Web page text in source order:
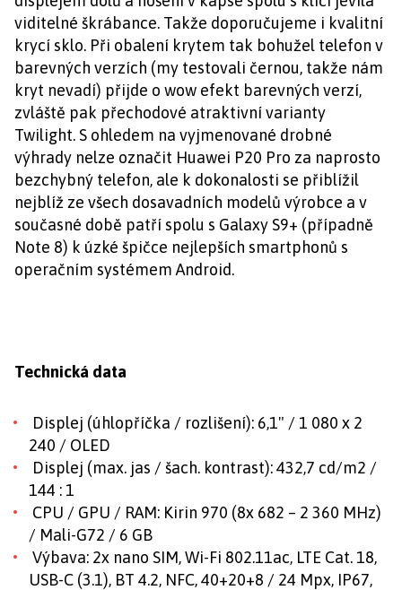
viditelné škrábance. Takže doporučujeme i kvalitní
krycí sklo. Při obalení krytem tak bohužel telefon v
barevných verzích (my testovali černou, takže nám
kryt nevadí) přijde o wow efekt barevných verzí,
zvláště pak přechodové atraktivní varianty
Twilight. S ohledem na vyjmenované drobné
výhrady nelze označit Huawei P20 Pro za naprosto
bezchybný telefon, ale k dokonalosti se přiblížil
nejblíž ze všech dosavadních modelů výrobce a v
současné době patří spolu s Galaxy S9+ (případně
Note 8) k úzké špičce nejlepších smartphonů s
operačním systémem Android.
Technická data
Displej (úhlopříčka / rozlišení): 6,1" / 1 080 x 2
240 / OLED
Displej (max. jas / šach. kontrast): 432,7 cd/m2 /
144 : 1
CPU / GPU / RAM: Kirin 970 (8x 682 – 2 360 MHz)
/ Mali-G72 / 6 GB
Výbava: 2x nano SIM, Wi-Fi 802.11ac, LTE Cat. 18,
USB-C (3.1), BT 4.2, NFC, 40+20+8 / 24 Mpx, IP67,